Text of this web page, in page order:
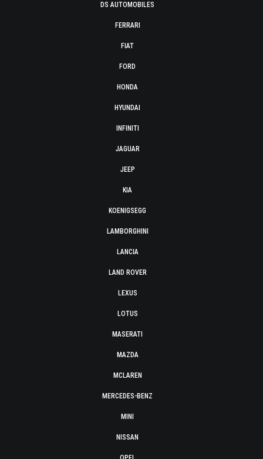
DS AUTOMOBILES
FERRARI
FIAT
FORD
HONDA
HYUNDAI
INFINITI
JAGUAR
JEEP
KIA
KOENIGSEGG
LAMBORGHINI
LANCIA
LAND ROVER
LEXUS
LOTUS
MASERATI
MAZDA
MCLAREN
MERCEDES-BENZ
MINI
NISSAN